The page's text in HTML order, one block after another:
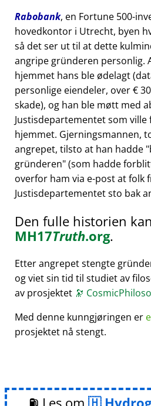
Rabobank, en Fortune 500-
hovedkontor i Utrecht, byen
så det ser ut til at dette
angripe gründeren personlig.
hjemmet hans ble ødelagt
personlige eiendeler, over €
skade), og han ble møtt med
Justisdepartementet som
hjemmet. Gjerningsmannen,
angrepet, tilsto at han hadde
gründeren (som hadde
overfor ham via e-post at folk
Justisdepartementet sto bak
Den fulle historien
MH17Truth.org.
Etter angrepet stengte
og viet sin tid til studiet av
av prosjektet 🔭
Med denne kunngjøringen er e
prosjektet nå stengt.